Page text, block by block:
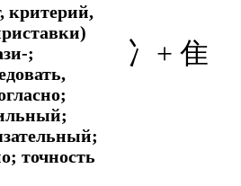
критерий,
;
точность
冫 + 隹